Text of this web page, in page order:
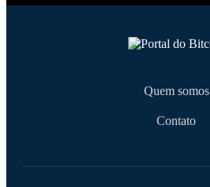
Quem somos
Contato